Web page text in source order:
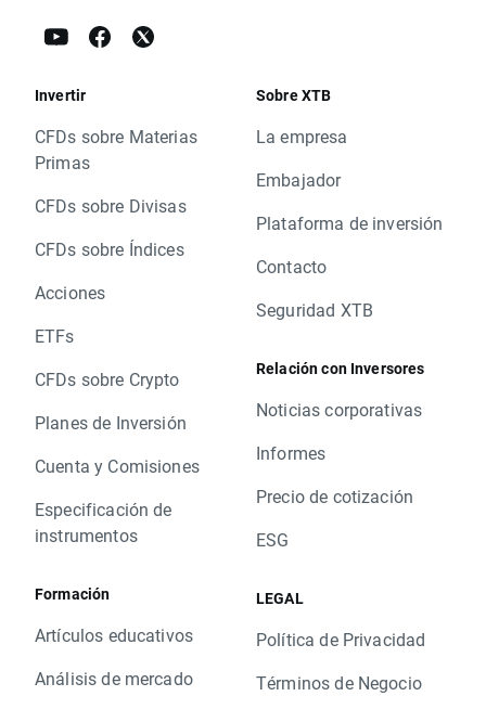
Invertir
CFDs sobre Materias
Primas
CFDs sobre Divisas
CFDs sobre Índices
Acciones
ETFs
CFDs sobre Crypto
Planes de Inversión
Cuenta y Comisiones
Especificación de
instrumentos
Formación
Artículos educativos
Análisis de mercado
Sobre XTB
La empresa
Embajador
Plataforma de inversión
Contacto
Seguridad XTB
Relación con Inversores
Noticias corporativas
Informes
Precio de cotización
ESG
LEGAL
Política de Privacidad
Términos de Negocio